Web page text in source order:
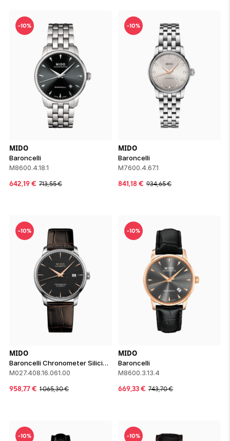
-10%
MIDO
Baroncelli
M8600.4.18.1
642,19€ 713,55€
-10%
MIDO
Baroncelli
M7600.4.67.1
841,18€ 934,65€
-10%
MIDO
Baroncelli Chronometer Silicium
M027.408.16.061.00
958,77€ 1 065,30€
-10%
MIDO
Baroncelli
M8600.3.13.4
669,33€ 743,70€
-10% -10%